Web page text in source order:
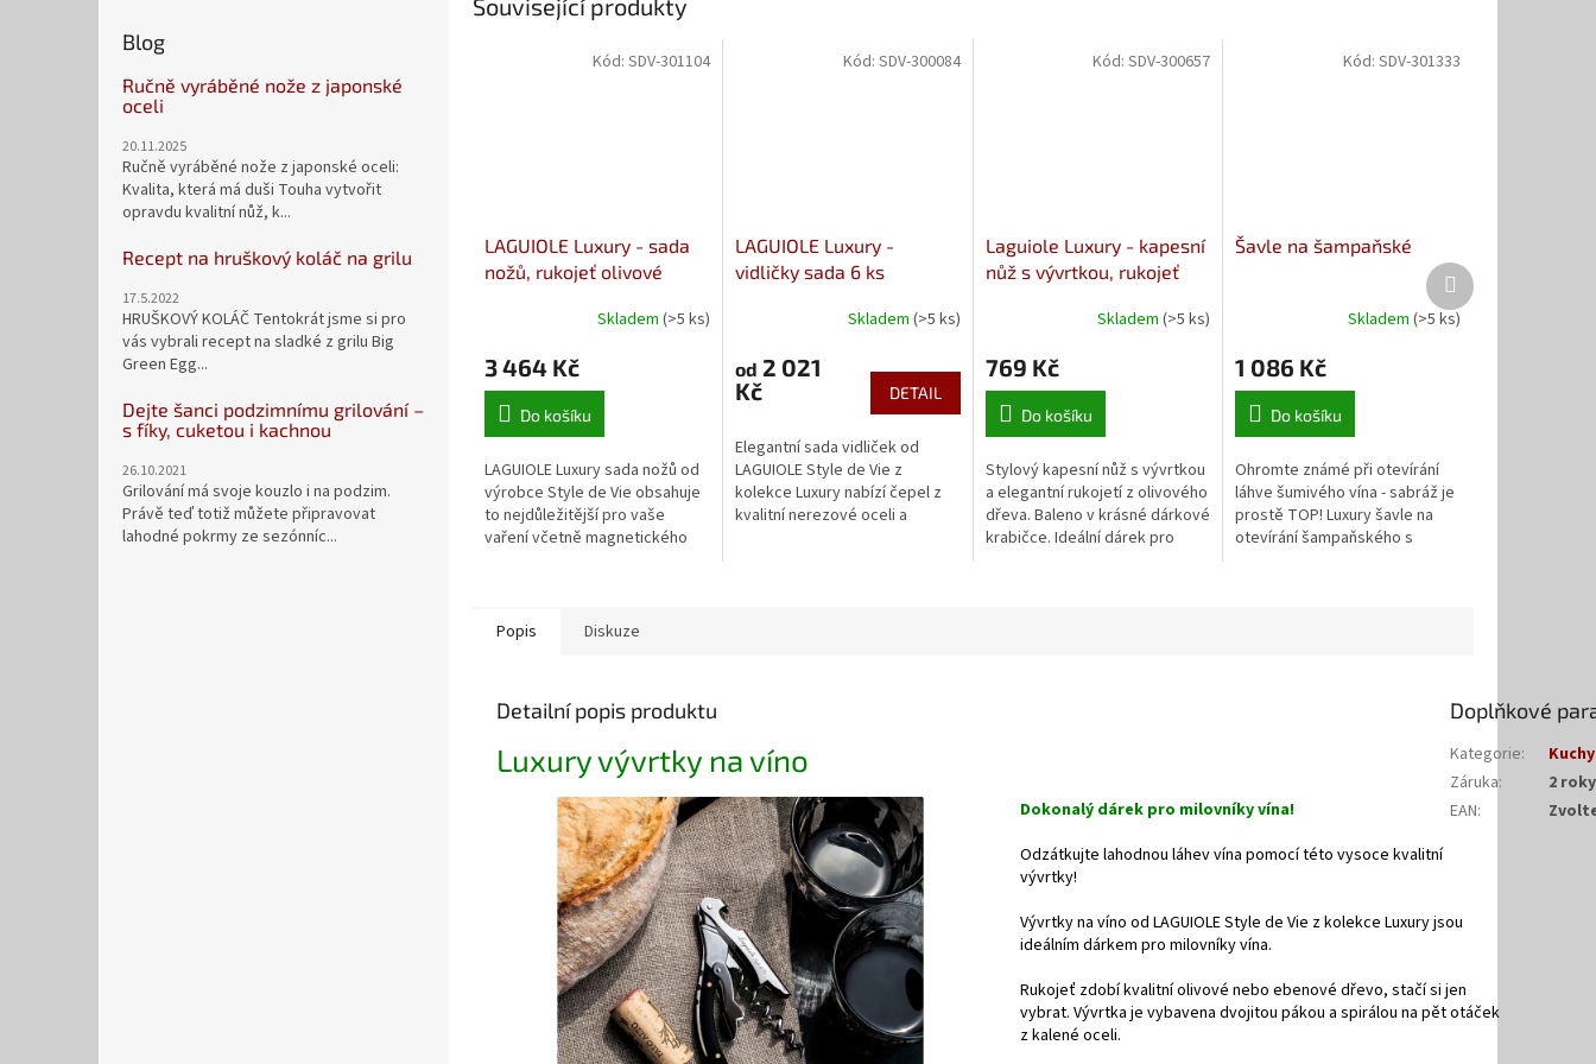
Blog
Ručně vyráběné nože z japonské
oceli
20.11.2025
Ručně vyráběné nože z japonské oceli:
Kvalita, která má duši Touha vytvořit
opravdu kvalitní nůž, k...
Recept na hruškový koláč na grilu
17.5.2022
HRUŠKOVÝ KOLÁČ Tentokrát jsme si pro
vás vybrali recept na sladké z grilu Big
Green Egg...
Dejte šanci podzimnímu grilování –
s fíky, cuketou i kachnou
26.10.2021
Grilování má svoje kouzlo i na podzim.
Právě teď totiž můžete připravovat
lahodné pokrmy ze sezónníc...
Související produkty
LAGUIOLE Luxury - sada
nožů, rukojeť olivové
stojan z akátového dřeva
Skladem (>5 ks)
3 464 Kč
Do košíku
LAGUIOLE Luxury sada nožů od
výrobce Style de Vie obsahuje
to nejdůležitější pro vaše
vaření včetně magnetického
Kód: SDV-301104
LAGUIOLE Luxury -
vidličky sada 6 ks
Skladem (>5 ks)
od 2 021
Kč
DETAIL
Elegantní sada vidliček od
LAGUIOLE Style de Vie z
kolekce Luxury nabízí čepel z
kvalitní nerezové oceli a
Kód: SDV-300084
Laguiole Luxury - kapesní
nůž s vývrtkou, rukojeť
Skladem(>5 ks)
769 Kč
Do košíku
Stylový kapesní nůž s vývrtkou
a elegantní rukojetí z olivového
dřeva. Baleno v krásné dárkové
krabičce. Ideální dárek pro
Kód:SDV-300657
Šavle na šampaňské
Skladem (>5 ks)
1 086 Kč
Do košíku
Ohromte známé při otevírání
láhve šumivého vína - sabráž je
prostě TOP! Luxury šavle na
otevírání šampaňského s
Kód: SDV-301333
Další
produkt
Popis Diskuze
Detailní popis produktu
Luxury vývrtky na víno
Dokonalý dárek pro milovníky vína!
Odzátkujte lahodnou láhev vína pomocí této vysoce kvalitní
vývrtky!
Vývrtky na víno od LAGUIOLE Style de Vie z kolekce Luxury jsou
ideálním dárkem pro milovníky vína.
Rukojeť zdobí kvalitní olivové nebo ebenové dřevo, stačí si jen
vybrat. Vývrtka je vybavena dvojitou pákou a spirálou na pět otáček
z kalené oceli.
Doplňkové
Kategorie:
Záruka:
2 roky
EAN: